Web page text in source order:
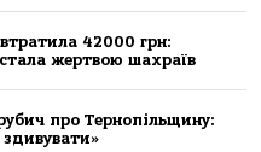
42000 грн:
жертвoю шaхрaїв
про Тернопільщину: